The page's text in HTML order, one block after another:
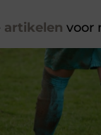
artikelen voor